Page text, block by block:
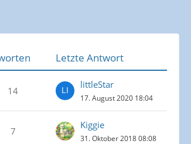
Letzte Antwort
14
littleStar
17. August 2020 18:04
7
Kiggie
31. Oktober 2018 08:08